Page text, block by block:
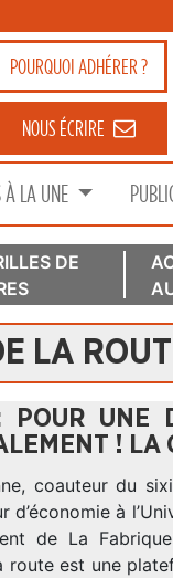
POURQUOIADHÉRER ?
NOUS ÉCRIRE
À LA UNE
DE
LA
POUR UNE
! LA
coauteur du
à
de La Fabrique
route est une